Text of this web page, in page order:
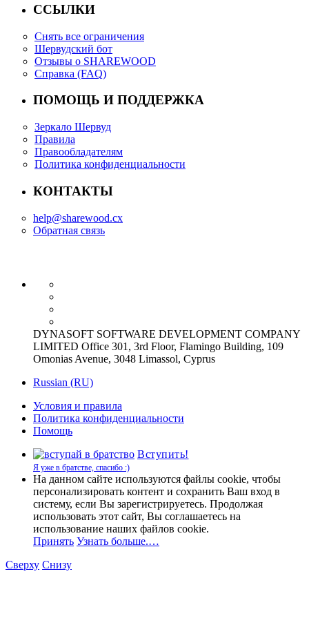
ССЫЛКИ
Снять все ограничения
Шервудский бот
Отзывы о SHAREWOOD
Справка (FAQ)
ПОМОЩЬ И ПОДДЕРЖКА
Зеркало Шервуд
Правила
Правообладателям
Политика конфиденциальности
КОНТАКТЫ
help@sharewood.cx
Обратная связь
DYNASOFT SOFTWARE DEVELOPMENT COMPANY
LIMITED Office 301, 3rd Floor, Flamingo Building, 109
Omonias Avenue, 3048 Limassol, Cyprus
Russian (RU)
Условия и правила
Политика конфиденциальности
Помощь
Вступить!
Я уже в братстве, спасибо :)
На данном сайте используются файлы cookie, чтобы
персонализировать контент и сохранить Ваш вход в
систему, если Вы зарегистрируетесь. Продолжая
использовать этот сайт, Вы соглашаетесь на
использование наших файлов cookie.
Принять Узнать больше.…
Сверху Снизу